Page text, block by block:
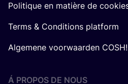
Politique en matière de
Terms & Conditions platform
Algemene voorwaarden
Á PROPOS DE NOUS